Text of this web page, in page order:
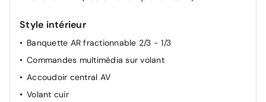
Style intérieur
Banquette AR fractionnable 2/3 - 1/3
Commandes multimédia sur volant
Accoudoir central AV
Volant cuir